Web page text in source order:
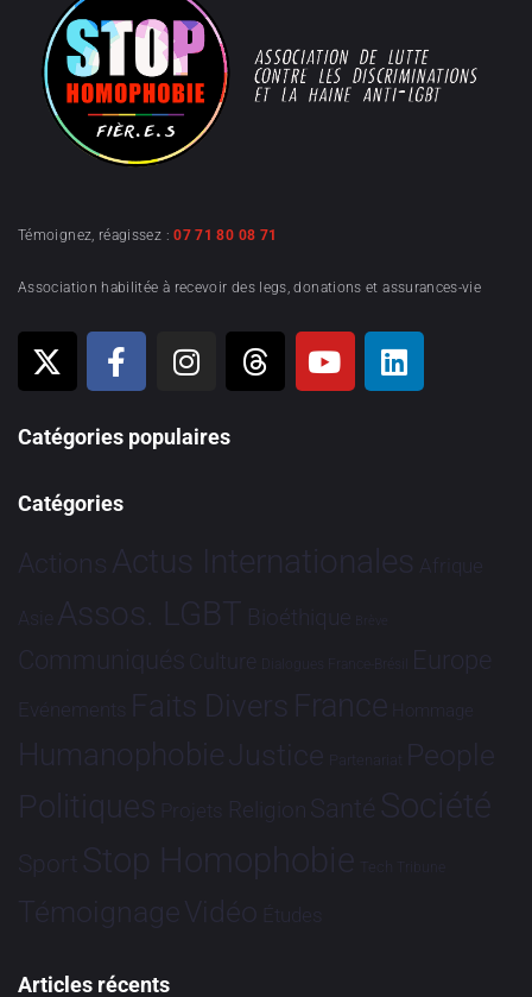
Témoignez, réagissez :07 71 80 08 71
Association habilitée à recevoir des legs, donations et assurances-vie
Catégories populaires
Catégories
Actions Actus Internationales Afrique
Asie Assos. LGBT Bioéthique Brève
Communiqués Culture Dialogues France-Brésil Europe
Evénements Faits Divers France Hommage
HumanophobieJustice Partenariat People
Politiques Projets Religion Santé Société
Sport Stop Homophobie Tech Tribune
TémoignageVidéo Études
Articles récents